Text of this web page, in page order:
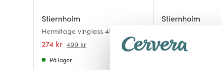
Stiernholm
Hermitage vinglass 45 cl 6 stk
274 kr 499 kr
På lager
Stiernholm
474 kr